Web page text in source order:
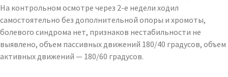
На контрольном осмотре через 2-е недели ходил
самостоятельно без дополнительной опоры и хромоты,
болевого синдрома нет, признаков нестабильности не
выявлено, объем пассивных движений 180/40 градусов, объем
активных движений — 180/60 градусов.